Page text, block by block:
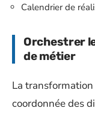
Calendrier de
Orchestrer
de métier
La
coordonnée des